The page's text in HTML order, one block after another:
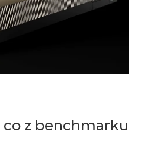
z benchmarku